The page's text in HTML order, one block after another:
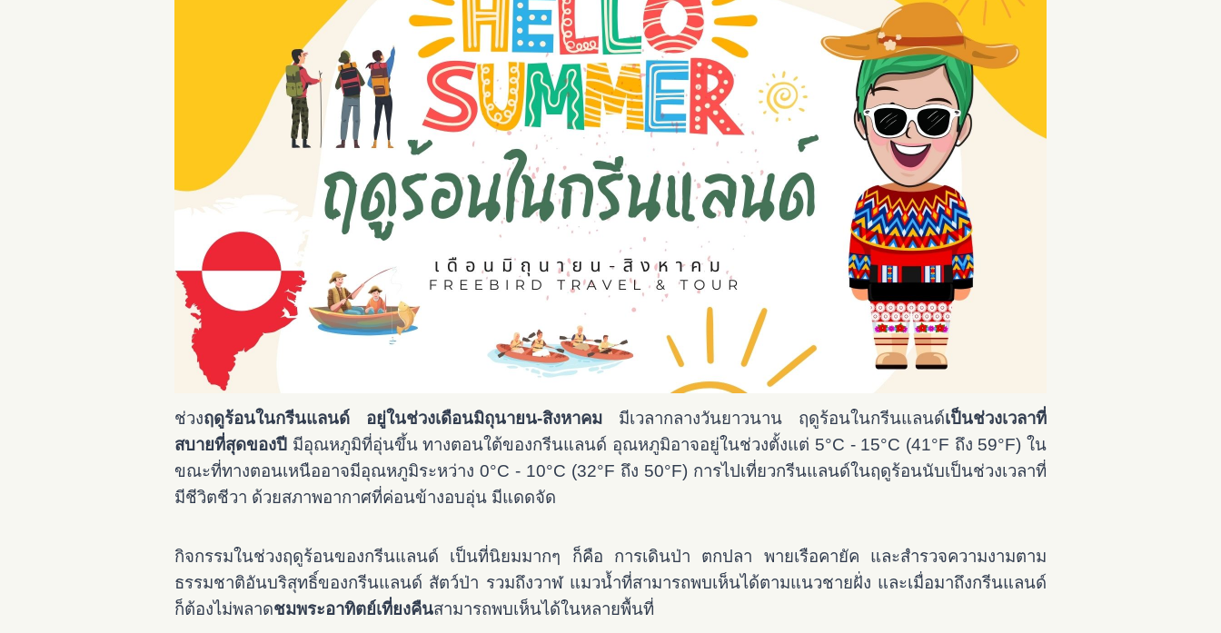
ช่วงฤดูร้อนในกรีนแลนด์ อยู่ในช่วงเดือนมิถุนายน-สิงหาคม มีเวลากลางวันยาวนาน ฤดูร้อนในกรีนแลนด์เป็นช่วงเวลาที่
สบายที่สุดของปี มีอุณหภูมิที่อุ่นขึ้น ทางตอนใต้ของกรีนแลนด์ อุณหภูมิอาจอยู่ในช่วงตั้งแต่ 5°C - 15°C (41°F ถึง 59°F) ใน
ขณะที่ทางตอนเหนืออาจมีอุณหภูมิระหว่าง 0°C - 10°C (32°F ถึง 50°F) การไปเที่ยวกรีนแลนด์ในฤดูร้อนนับเป็นช่วงเวลาที่
มีชีวิตชีวา ด้วยสภาพอากาศที่ค่อนข้างอบอุ่น มีแดดจัด
กิจกรรมในช่วงฤดูร้อนของกรีนแลนด์ เป็นที่นิยมมากๆ ก็คือ การเดินป่า ตกปลา พายเรือคายัค และสำรวจความงามตาม
ธรรมชาติอันบริสุทธิ์ของกรีนแลนด์ สัตว์ป่า รวมถึงวาฬ แมวน้ำที่สามารถพบเห็นได้ตามแนวชายฝั่ง และเมื่อมาถึงกรีนแลนด์
ก็ต้องไม่พลาดชมพระอาทิตย์เที่ยงคืนสามารถพบเห็นได้ในหลายพื้นที่